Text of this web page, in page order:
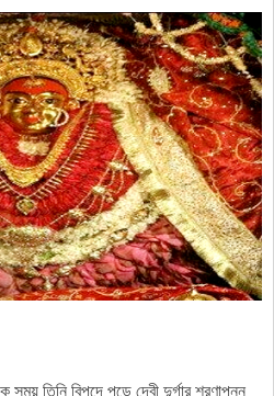
তিনি বিপদে পড়ে দেবী দুর্গার শরণাপন্ন